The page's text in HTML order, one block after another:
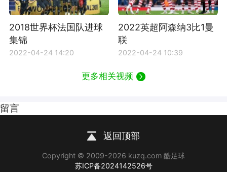
2018世界杯法国队进球
集锦
2022-04-24 14:20
2022英超阿森纳3比1曼
联
2022-04-24 10:39
更多相关视频
留言
返回顶部
Copyright © 2009-2026 kuzq.com 酷足球
苏ICP备2024142526号